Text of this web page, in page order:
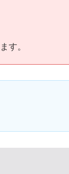
す。